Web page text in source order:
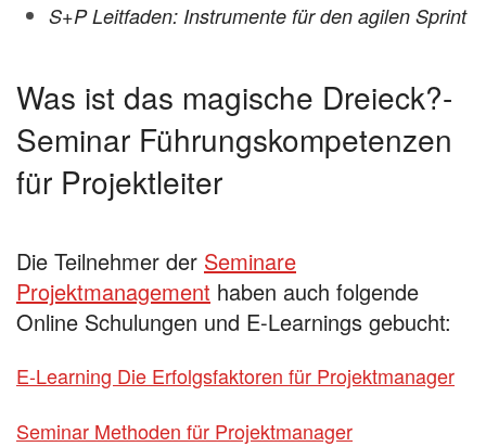
S+P Leitfaden: Instrumente für den agilen Sprint
Was ist das magische Dreieck?-
Seminar Führungskompetenzen
für Projektleiter
Die Teilnehmer der Seminare
Projektmanagement haben auch folgende
Online Schulungen und E-Learnings gebucht:
E-Learning Die Erfolgsfaktoren für Projektmanager
Seminar Methoden für Projektmanager